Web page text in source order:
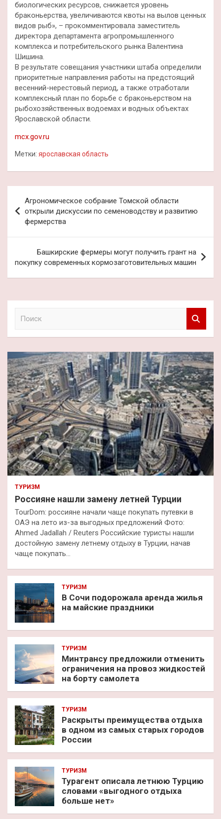
биологических ресурсов, снижается уровень
браконьерства, увеличиваются квоты на вылов ценных
видов рыб», – прокомментировала заместитель
директора департамента агропромышленного
комплекса и потребительского рынка Валентина
Шишина.
В результате совещания участники штаба определили
приоритетные направления работы на предстоящий
весенний-нерестовый период, а также отработали
комплексный план по борьбе с браконьерством на
рыбохозяйственных водоемах и водных объектах
Ярославской области.
mcx.gov.ru
Метки: ярославская область
по
записям
Агрономическое собрание Томской области
открыли дискуссии по семеноводству и развитию
фермерства
Башкирские фермеры могут получить грант на
покупку современных кормозаготовительных машин
к
ТУРИЗМ
Россияне нашли замену летней Турции
TourDom: россияне начали чаще покупать путевки в
ОАЭ на лето из-за выгодных предложений Фото:
Ahmed Jadallah / Reuters Российские туристы нашли
достойную замену летнему отдыху в Турции, начав
чаще покупать…
ТУРИЗМ
В Сочи подорожала аренда жилья
на майские праздники
ТУРИЗМ
Минтрансу предложили отменить
ограничения на провоз жидкостей
на борту самолета
ТУРИЗМ
Раскрыты преимущества отдыха
в одном из самых старых городов
России
ТУРИЗМ
Турагент описала летнюю Турцию
словами «выгодного отдыха
больше нет»